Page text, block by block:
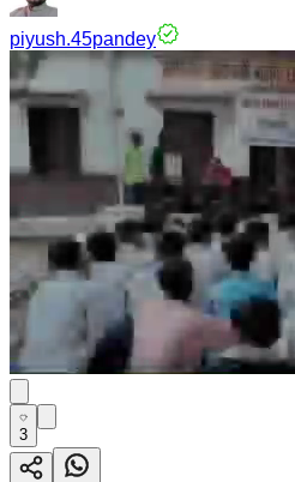
piyush.45pandey
3